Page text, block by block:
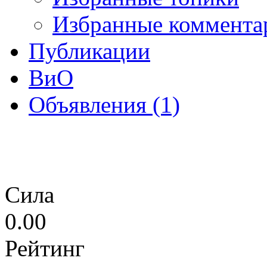
Избранные
Публикации
ВиО
Объявления (1)
Сила
0.00
Рейтинг